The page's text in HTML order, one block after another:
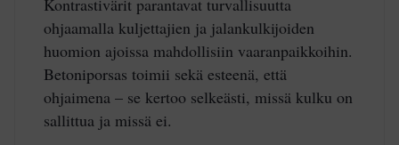
ohjaamalla kuljettajien ja jalankulkijoiden
huomion ajoissa mahdollisiin vaaranpaikkoihin.
Betoniporsas toimii sekä esteenä, että
ohjaimena – se kertoo selkeästi, missä kulku on
sallittua ja missä ei.